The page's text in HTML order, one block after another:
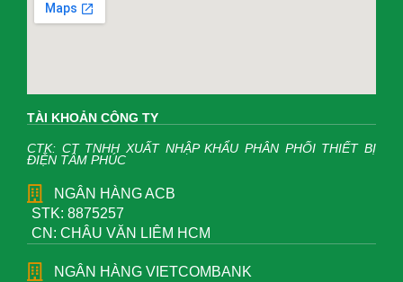
TÀI KHOẢN CÔNG TY
CTK: CT TNHH XUẤT NHẬP KHẨU PHÂN PHỐI THIẾT BỊ
ĐIỆN TÂM PHÚC
NGÂN HÀNG ACB
STK: 8875257
CN: CHÂU VĂN LIÊM HCM
NGÂN HÀNG VIETCOMBANK